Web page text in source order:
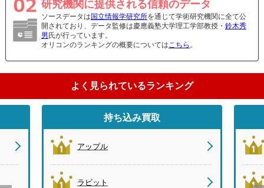
研究機関に提供される信頼のデータ
ソースデータは 国立情報学研究所を通じて学術研究機関に全て公
開されており、データ監修は慶應義塾大学理工学部教授・ 鈴木秀
男 氏が行っています。
オリコンのランキングの概要についてはこちら 。
よく見られているランキング
持ち込み買取
アップル
ラビット